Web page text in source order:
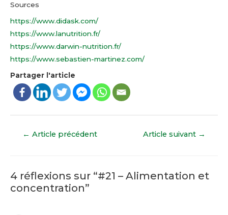
Sources
https://www.didask.com/
https://www.lanutrition.fr/
https://www.darwin-nutrition.fr/
https://www.sebastien-martinez.com/
Partager l'article
Navigation
← Article précédent Article suivant →
4 réflexions sur “#21 – Alimentation et
concentration”